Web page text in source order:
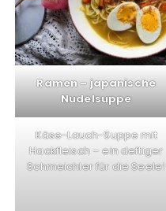
Ramen – japanische
Nudelsuppe
Käse-Lauch-Suppe mit
Hackfleisch – ein deftiger
Schmeichler für die Seele!